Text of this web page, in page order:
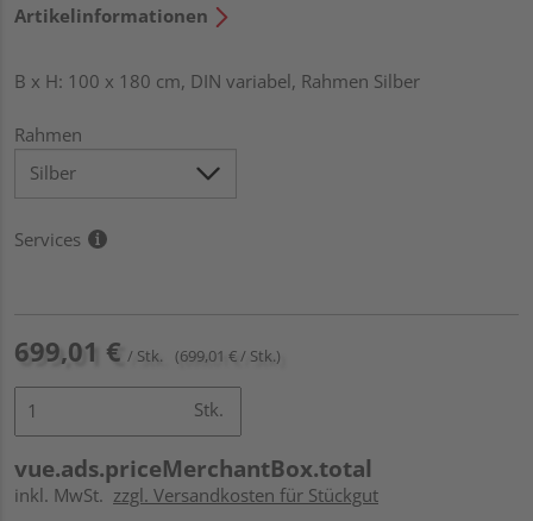
Artikelinformationen
B x H: 100 x 180 cm, DIN variabel, Rahmen Silber
Rahmen
Services
699,01 € / Stk. (699,01 € / Stk.)
Stk.
vue.ads.priceMerchantBox.total
inkl. MwSt. zzgl. Versandkosten für Stückgut